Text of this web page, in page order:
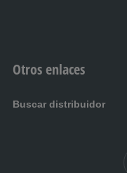
Otros enlaces
Buscar distribuidor